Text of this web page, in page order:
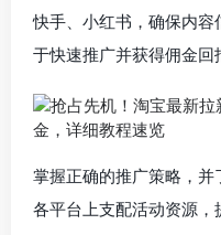
快手、小红书，确保内
于快速推广并获得佣金回
掌握正确的推广策略，
各平台上支配活动资源，